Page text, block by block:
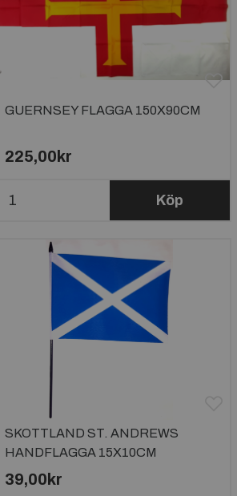
GUERNSEY FLAGGA 150X90CM
225,00kr
Köp
SKOTTLAND ST. ANDREWS
HANDFLAGGA 15X10CM
39,00kr